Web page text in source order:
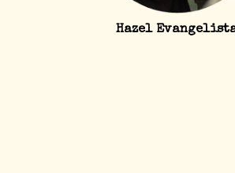
Hazel